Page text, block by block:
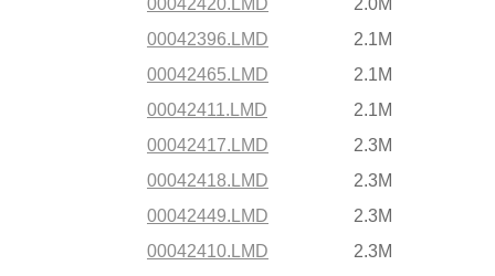
00042420.LMD
2.0M
00042396.LMD
2.1M
00042465.LMD
2.1M
00042411.LMD
2.1M
00042417.LMD
2.3M
00042418.LMD
2.3M
00042449.LMD
2.3M
00042410.LMD
2.3M